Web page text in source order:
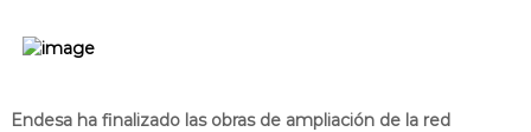
e
Endesaha finalizado las obras de ampliación de la red